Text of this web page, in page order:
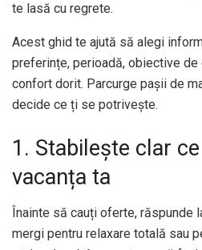
te lasă cu regrete.
Acest ghid te ajută să alegi
preferințe, perioadă, obiective
confort dorit. Parcurge pașii de
decide ce ți se potrivește.
1. Stabilește clar
vacanța ta
Înainte să cauți oferte, răspunde
mergi pentru relaxare totală sau